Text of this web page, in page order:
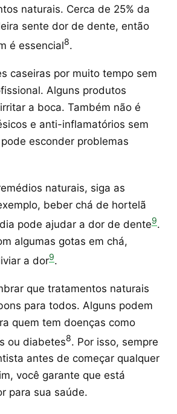
naturais. Cerca de 25% da
sente dor de dente, então
é essencial8.
caseiras por muito tempo sem
Alguns produtos
a boca. Também não é
e anti-inflamatórios sem
esconder problemas
naturais, siga as
beber chá de hortelã
pode ajudar a dor de dente9.
algumas gotas em chá,
a dor9.
que tratamentos naturais
para todos. Alguns podem
quem tem doenças como
ou diabetes8. Por isso, sempre
antes de começar qualquer
você garante que está
para sua saúde.